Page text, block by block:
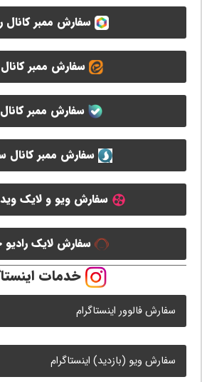
سفارش ممبر کانال
سفارش ممبر کانال
سفارش ممبر
سفارش ممبر
سفارش ویو و لایک
سفارش لایک رادیو
خدمات
سفارش فالوور اینستاگرام
سفارش ویو (بازدید) اینستاگرام